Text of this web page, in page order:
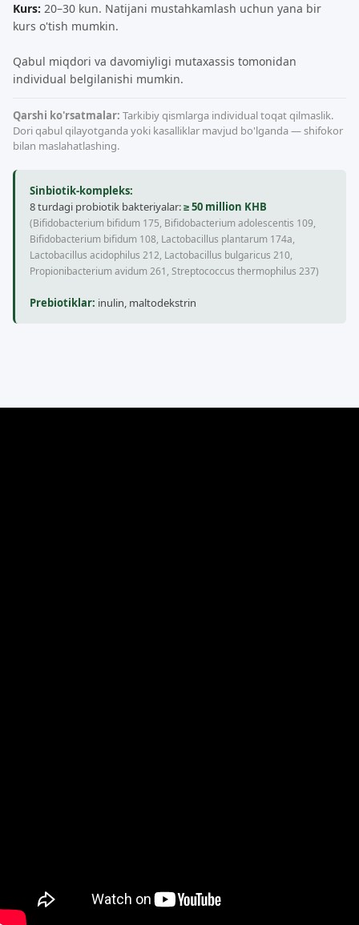
Kurs: 20–30 kun. Natijani mustahkamlash uchun yana bir
kurs o'tish mumkin.
Qabul miqdori va davomiyligi mutaxassis tomonidan
individual belgilanishi mumkin.
Qarshi ko'rsatmalar: Tarkibiy qismlarga individual toqat qilmaslik.
Dori qabul qilayotganda yoki kasalliklar mavjud bo'lganda — shifokor
bilan maslahatlashing.
Sinbiotik-kompleks:
8 turdagi probiotik bakteriyalar:≥ 50 million KHB
(Bifidobacterium bifidum 175, Bifidobacterium adolescentis 109,
Bifidobacterium bifidum 108, Lactobacillus plantarum 174a,
Lactobacillus acidophilus 212, Lactobacillus bulgaricus 210,
Propionibacterium avidum 261, Streptococcus thermophilus 237)
Prebiotiklar: inulin, maltodekstrin